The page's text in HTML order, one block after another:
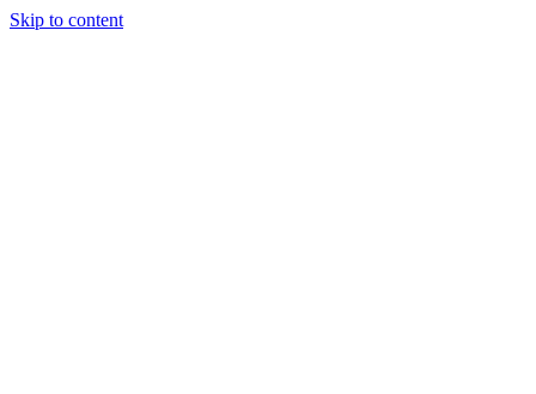
Skip to content